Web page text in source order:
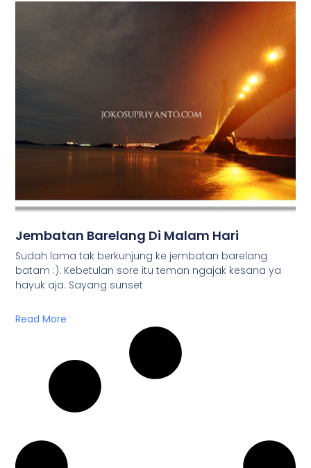
Jembatan Barelang Di Malam Hari
Sudah lama tak berkunjung ke jembatan barelang
batam :). Kebetulan sore itu teman ngajak kesana ya
hayuk aja. Sayang sunset
Read More